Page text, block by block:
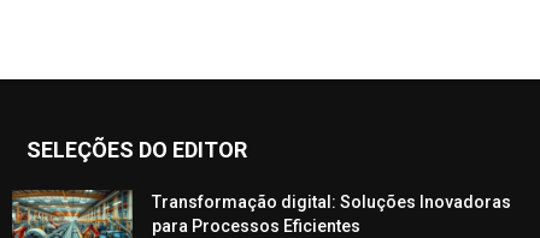
SELEÇÕES DO EDITOR
Transformação digital: Soluções Inovadoras
para Processos Eficientes